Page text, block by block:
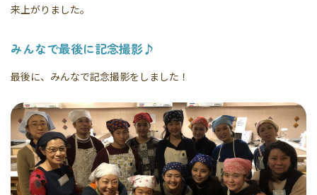
来上がりました。
みんなで最後に記念撮影♪
最後に、みんなで記念撮影をしました！